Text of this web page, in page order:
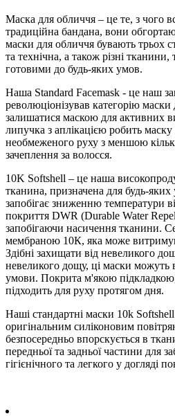
Маска для обличчя – це те, з чого
традиційна бандана, вони
маски для обличчя бувають трьох
та технічна, а також різні
готовими до будь-яких умов.
Наша Standard Facemask - це наш
революціонізував категорію
залишатися маскою для активних
липучка з аплікацією робить
необмеженого руху з меншою
зачеплення за волосся.
10K Softshell – це наша
тканина, призначена для будь-
запобігає зниженню температури
покриття DWR (Durable Water
запобігаючи насичення тканини.
мембраною 10К, яка може
Здібні захищати від невеликого
невеликого дощу, ці маски можуть
умови. Покрита м'якою
підходить для руху протягом дня.
Наші стандартні маски 10k
оригінальним силіконовим
безпосередньо впорскується в
передньої та задньої частини для
гігієнічного та легкого у догляді